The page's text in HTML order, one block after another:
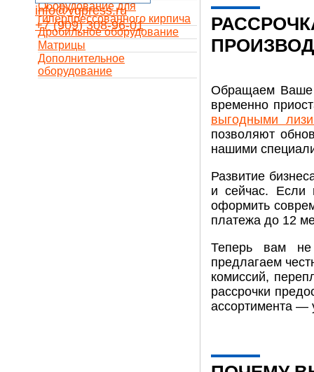
info@vgpress.ru
+7 (909) 308-96-01
Оборудование для
гиперпрессованного кирпича
Дробильное оборудование
Матрицы
Дополнительное
оборудование
Обращаем Ваше
временно
выгодными
позволяют
нашими
Развитие
и сейчас. Если
оформить
платежа до 12
Теперь вам не
предлагаем
комиссий,
рассрочки
ассортимента —